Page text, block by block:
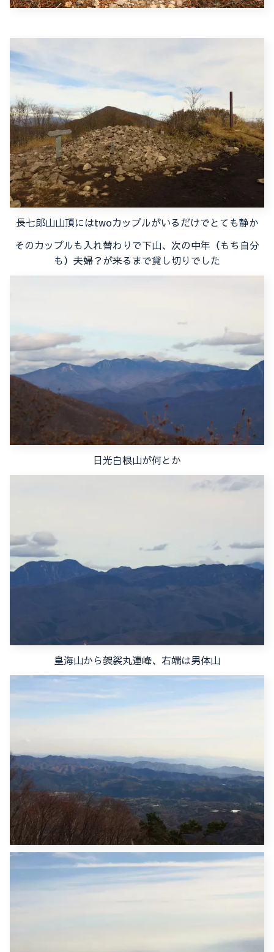
長七郎山山頂にはtwoカップルがいるだけでとても静か
そのカップルも入れ替わりで下山、次の中年（もち自分
も）夫婦？が来るまで貸し切りでした
日光白根山が何とか
皇海山から袈裟丸連峰、右端は男体山